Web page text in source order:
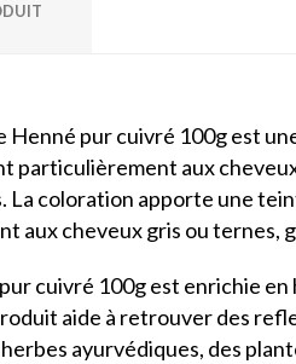
pur cuivré 100g est
particulièrement aux
coloration apporte une
aux cheveux gris ou
cuivré 100g est enrichie
aide à retrouver des
ayurvédiques, des